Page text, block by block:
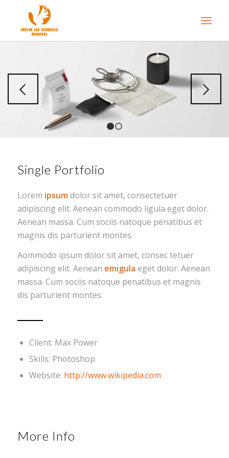
Suivant
Single Portfolio
Lorem ipsumdolor sit amet, consectetuer
adipiscing elit. Aenean commodo ligula eget dolor.
Aenean massa. Cum sociis natoque penatibus et
magnis dis parturient montes.
Aommodo ipsum dolor sit amet, consec tetuer
adipiscing elit. Aenean emigula eget dolor. Aenean
massa. Cum sociis natoque penatibus et magnis
dis parturient montes.
Client: Max Power
Skills: Photoshop
Website: http://www.wikipedia.com
More Info